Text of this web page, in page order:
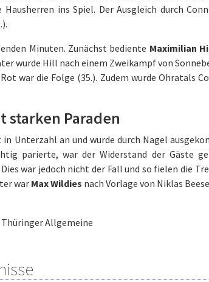
ins Spiel. Der Ausgleich durch
Minuten. Zunächst bediente Maximilian
wurde Hill nach einem Zweikampf von
war die Folge (35.). Zudem wurde Ohratals
starken Paraden
in Unterzahl an und wurde durch Nagel
parierte, war der Widerstand der Gäste
war jedoch nicht der Fall und so fielen die
war Max Wildies nach Vorlage von Niklas
Allgemeine